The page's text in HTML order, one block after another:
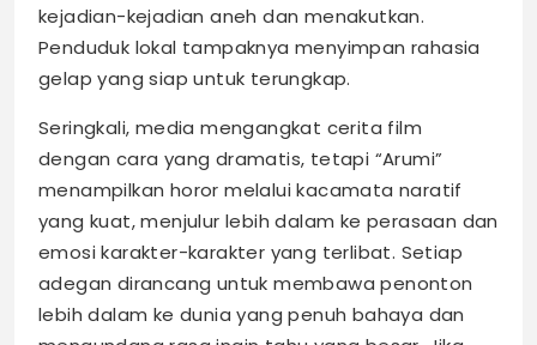
kejadian-kejadian aneh dan menakutkan.
Penduduk lokal tampaknya menyimpan rahasia
gelap yang siap untuk terungkap.
Seringkali, media mengangkat cerita film
dengan cara yang dramatis, tetapi “Arumi”
menampilkan horor melalui kacamata naratif
yang kuat, menjulur lebih dalam ke perasaan dan
emosi karakter-karakter yang terlibat. Setiap
adegan dirancang untuk membawa penonton
lebih dalam ke dunia yang penuh bahaya dan